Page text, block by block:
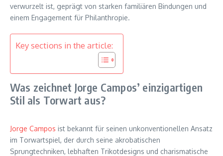
verwurzelt ist, geprägt von starken familiären Bindungen und
einem Engagement für Philanthropie.
Key sections in the article:
Was zeichnet Jorge Campos’ einzigartigen
Stil als Torwart aus?
Jorge Campos ist bekannt für seinen unkonventionellen Ansatz
im Torwartspiel, der durch seine akrobatischen
Sprungtechniken, lebhaften Trikotdesigns und charismatische